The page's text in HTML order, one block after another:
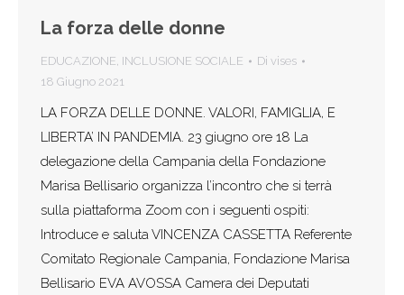
La forza delle donne
EDUCAZIONE, INCLUSIONE SOCIALE Di vises
18 Giugno 2021
LA FORZA DELLE DONNE. VALORI, FAMIGLIA, E
LIBERTA’ IN PANDEMIA. 23 giugno ore 18 La
delegazione della Campania della Fondazione
Marisa Bellisario organizza l’incontro che si terrà
sulla piattaforma Zoom con i seguenti ospiti:
Introduce e saluta VINCENZA CASSETTA Referente
Comitato Regionale Campania, Fondazione Marisa
Bellisario EVA AVOSSA Camera dei Deputati